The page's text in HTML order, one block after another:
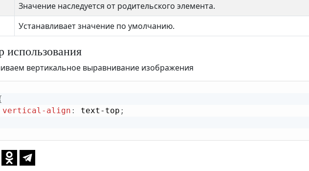
Значение наследуется от родительского элемента.
Устанавливает значение по умолчанию.
использования
вертикальное выравнивание изображения
vertical-align : text-top ;